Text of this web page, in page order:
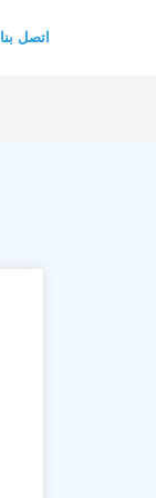
اتصل بنا